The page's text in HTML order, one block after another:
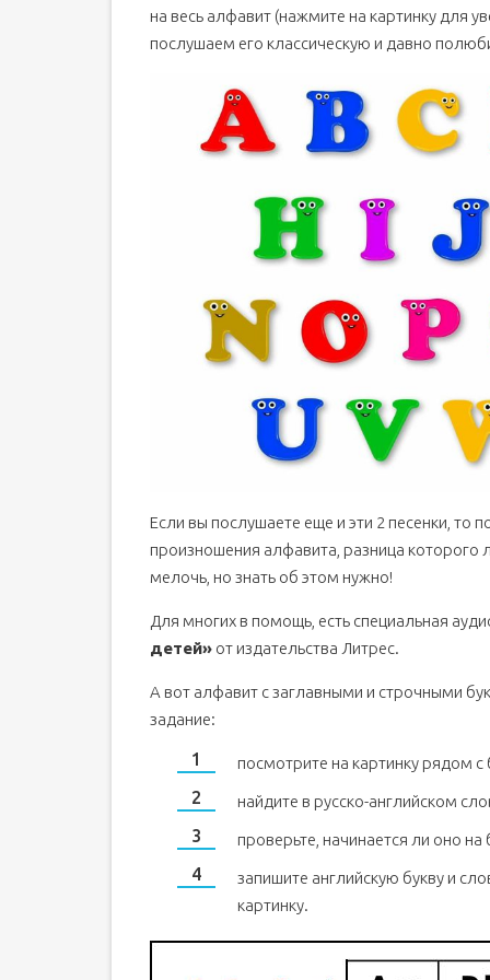
на весь алфавит (нажмите на картинку для
послушаем его классическую и давно
Если вы послушаете еще и эти 2 песенки, то
произношения алфавита, разница которого
мелочь, но знать об этом нужно!
Для многих в помощь, есть специальная
детей» от издательства Литрес.
А вот алфавит с заглавными и строчными
задание:
посмотрите на картинку рядом с
найдите в русско-английском
проверьте, начинается ли оно
запишите английскую букву и
картинку.